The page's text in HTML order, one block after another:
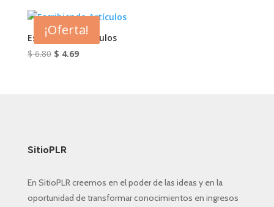
era:
$ 6.90.
es:
$ 3.99.
¡Oferta!
Escribiendo Artículos
$6.80 El
$ 4.69El
SitioPLR
En SitioPLR creemos en el poder de las ideas y en la
oportunidad de transformar conocimientos en ingresos